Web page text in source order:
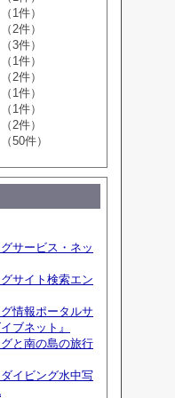
1件）
2件）
3件）
1件）
2件）
1件）
1件）
2件）
50件）
サービス・ネッ
サイト検索エン
情報ポータルサ
ブネット』
と南の島の旅行
イビング水中写